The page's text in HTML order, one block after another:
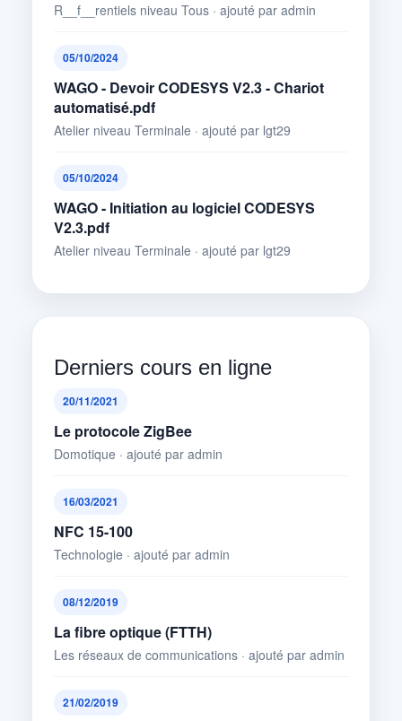
R__f__rentiels niveau Tous · ajouté par admin
05/10/2024
WAGO - Devoir CODESYS V2.3 - Chariot
automatisé.pdf
Atelier niveau Terminale · ajouté par lgt29
05/10/2024
WAGO - Initiation au logiciel CODESYS
V2.3.pdf
Atelier niveau Terminale · ajouté par lgt29
Derniers cours en ligne
20/11/2021
Le protocole ZigBee
Domotique · ajouté par admin
16/03/2021
NFC 15-100
Technologie · ajouté par admin
08/12/2019
La fibre optique (FTTH)
Les réseaux de communications · ajouté par admin
21/02/2019